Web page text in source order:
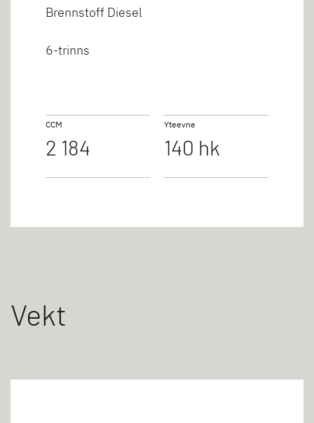
Brennstoff Diesel
6-trinns
CCM
2 184
Yteevne
140 hk
Vekt